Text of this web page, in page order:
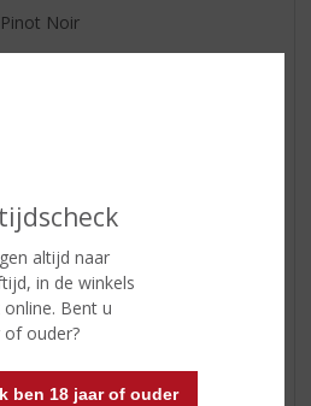
altijd naar
in de winkels
Bent u
of ouder?
ben 18 jaar of ouder
Pinot Noir
Robijnrood
Aroma's van kersen en
frambozen alsmede donker fruit
Kersen en frambozen alsmede
donker fruit worden onderstreept
door een subtiele mineraliteit.